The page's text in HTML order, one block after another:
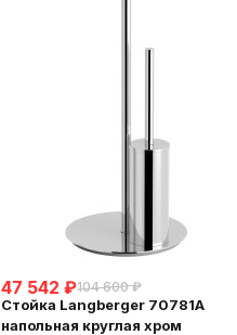
47 542 ₽104 600 ₽
Стойка Langberger 70781A
напольная круглая хром